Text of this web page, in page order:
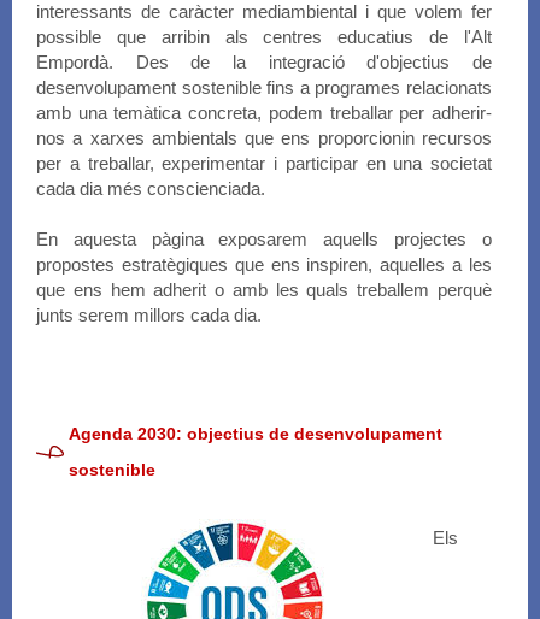
interessants de caràcter mediambiental i que volem fer
possible que arribin als centres educatius de l'Alt
Empordà. Des de la integració d'objectius de
desenvolupament sostenible fins a programes relacionats
amb una temàtica concreta, podem treballar per adherir-
nos a xarxes ambientals que ens proporcionin recursos
per a treballar, experimentar i participar en una societat
cada dia més conscienciada.
En aquesta pàgina exposarem aquells projectes o
propostes estratègiques que ens inspiren, aquelles a les
que ens hem adherit o amb les quals treballem perquè
junts serem millors cada dia.
Agenda 2030: objectius de desenvolupament
sostenible
Els